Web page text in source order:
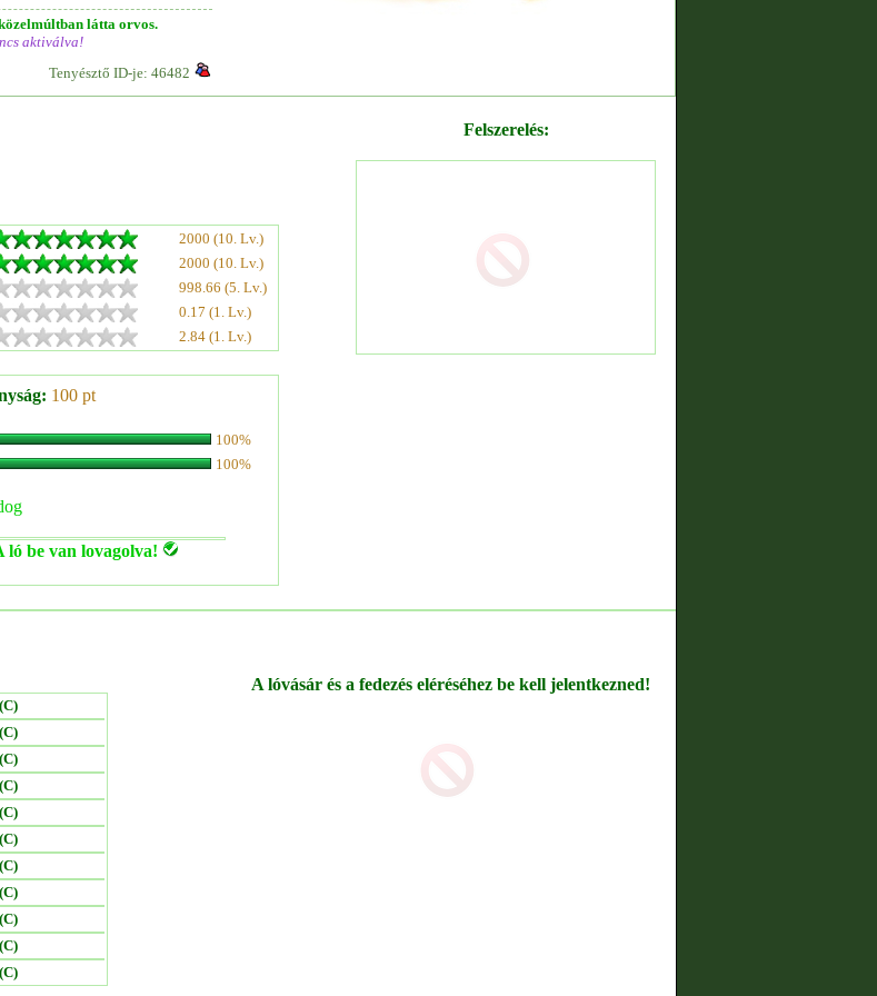
közelmúltban látta orvos.
aktiválva!
Tenyésztő ID-je: 46482
2000 (10. Lv.)
2000 (10. Lv.)
998.66 (5. Lv.)
0.17 (1. Lv.)
2.84 (1. Lv.)
100 pt
100%
100%
ló be van lovagolva!
Felszerelés:
A lóvásár és a fedezés eléréséhez be kell jelentkezned!